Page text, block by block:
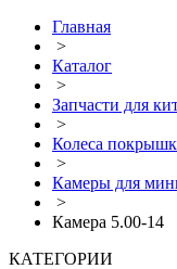
Главная
>
Каталог
>
Запчасти для
>
Колеса
>
Камеры для
>
Камера 5.00-14
КАТЕГОРИИ